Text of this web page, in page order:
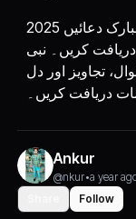
2025 کی سب سے معنی خیز عید میلاد النبی مبارک دعائیں
دریافت کریں۔ نبی
تجاویز اور دل
دریافت کریں۔
Ankur
@nkur•a year
Follow